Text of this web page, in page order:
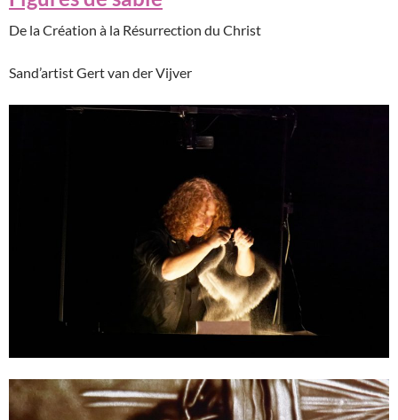
De la Création à la Résurrection du Christ
Sand’artist Gert van der Vijver